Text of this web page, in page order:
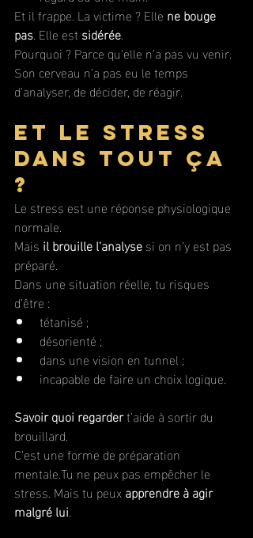
Et il frappe. La victime ? Elle ne bouge
pas. Elle est sidérée.
Pourquoi ? Parce qu’elle n’a pas vu venir.
Son cerveau n’a pas eu le temps
d’analyser, de décider, de réagir.
Et le stress
dans tout ça
?
Le stress est une réponse physiologique
normale.
Mais il brouille l’analyse si on n’y est pas
préparé.
Dans une situation réelle, tu risques
d’être :
tétanisé ;
désorienté ;
dans une vision en tunnel ;
incapable de faire un choix logique.
Savoir quoi regarder t’aide à sortir du
brouillard.
C’est une forme de préparation
mentale.Tu ne peux pas empêcher le
stress. Mais tu peux apprendre à agir
malgré lui.